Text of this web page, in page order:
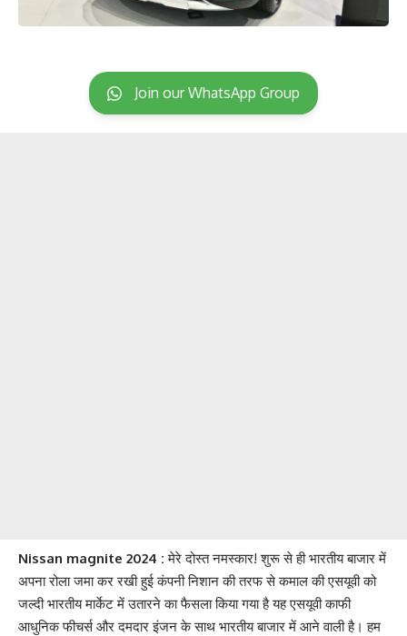
Join our WhatsApp Group
Nissan magnite 2024 :मेरे दोस्त नमस्कार! शुरू से ही भारतीय बाजार में
अपना रोला जमा कर रखी हुई कंपनी निशान की तरफ से कमाल की एसयूवी को
जल्दी भारतीय मार्केट में उतारने का फैसला किया गया है यह एसयूवी काफी
आधुनिक फीचर्स और दमदार इंजन के साथ भारतीय बाजार में आने वाली है। हम